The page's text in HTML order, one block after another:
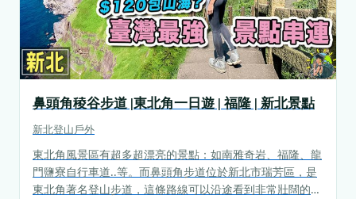
鼻頭角稜谷步道 |東北角一日遊 | 福隆 | 新北景點
新北登山戶外
東北角風景區有超多超漂亮的景點：如南雅奇岩、福隆、龍
門鹽寮自行車道..等。而鼻頭角步道位於新北市瑞芳區，是
東北角著名登山步道，這條路線可以沿途看到非常壯闊的山